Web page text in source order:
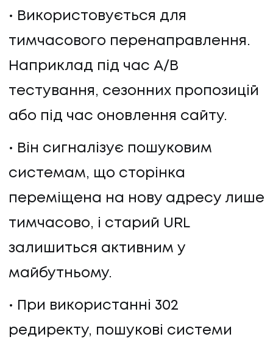
Використовується для
тимчасового перенаправлення.
Наприклад під час A/B
тестування, сезонних пропозицій
або під час оновлення сайту.
Він сигналізує пошуковим
системам, що сторінка
переміщена на нову адресу лише
тимчасово, і старий URL
залишиться активним у
майбутньому.
При використанні 302
редиректу, пошукові системи